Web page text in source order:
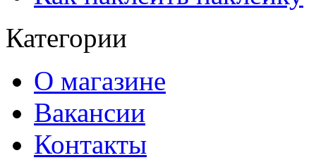
Категории
О магазине
Вакансии
Контакты